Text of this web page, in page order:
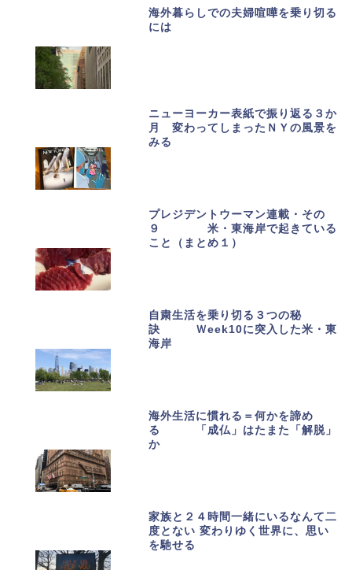
海外暮らしでの夫婦喧嘩を乗り切る
には
ニューヨーカー表紙で振り返る３か
月 変わってしまったＮＹの風景を
みる
プレジデントウーマン連載・その
９ 米・東海岸で起きている
こと（まとめ１）
自粛生活を乗り切る３つの秘
訣 Ｗeek10に突入した米・東
海岸
海外生活に慣れる＝何かを諦め
る 「成仏」はたまた「解脱」
か
家族と２４時間一緒にいるなんて二
度とない 変わりゆく世界に、思い
を馳せる